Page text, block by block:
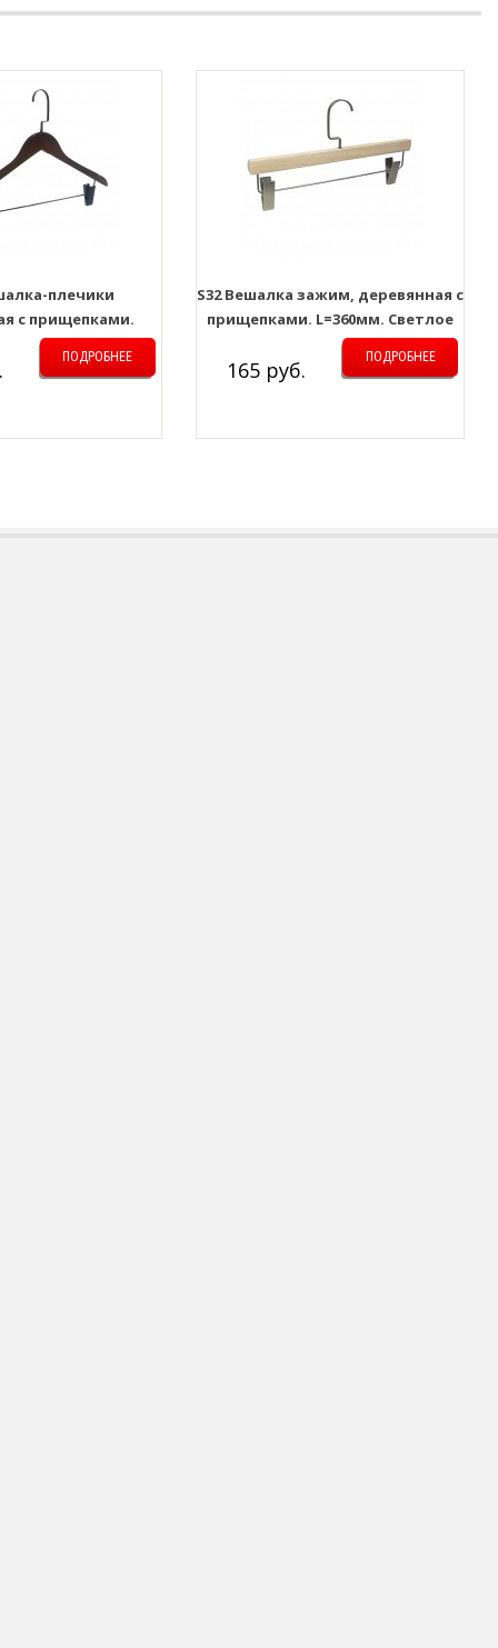
плечики
с прищепками.
Тёмное дерево
ПОДРОБНЕЕ
S32 Вешалка зажим, деревянная с
прищепками. L=360мм. Светлое
дерево+матовый хром
165 руб. ПОДРОБНЕЕ